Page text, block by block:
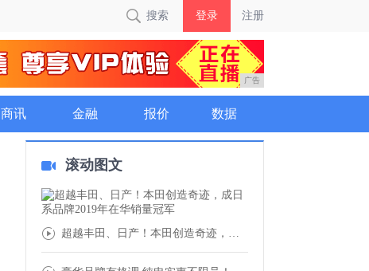
搜索 登录 注册
广告
商讯 金融 报价 数据
滚动图文
超越丰田、日产！本田创造奇迹，成日系品牌2